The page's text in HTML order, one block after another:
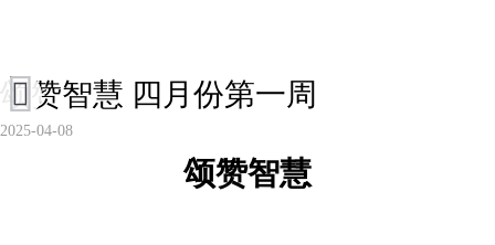
颂赞智慧 四月份第一周
2025-04-08
颂赞智慧